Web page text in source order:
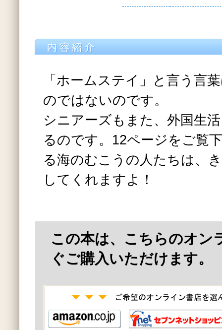
「ホームステイ」と言う言
のではないのです。
シニアーズもまた、外国生
るのです。12ページをご覧
る海のむこうの人たちは、
してくれますよ！
この本は、こちらのオン
ぐご購入いただけます。